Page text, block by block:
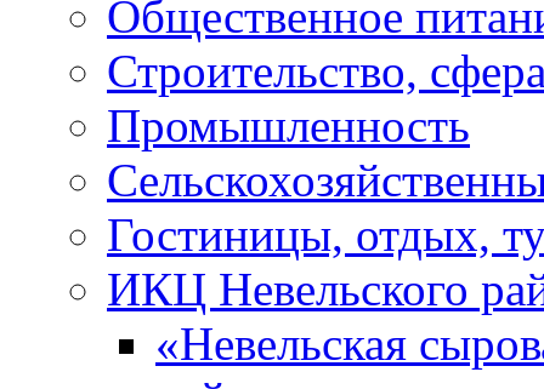
Общественное
Строительство,
Промышленность
Гостиницы, отдых,
ИКЦ Невельского
«Невельская